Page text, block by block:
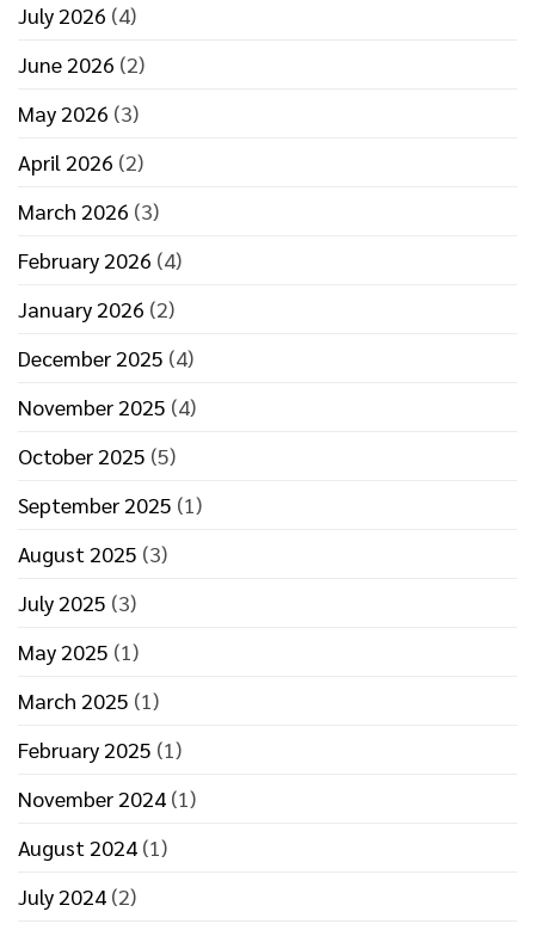
July 2026 (4)
June 2026 (2)
May 2026 (3)
April 2026 (2)
March 2026 (3)
February 2026 (4)
January 2026 (2)
December 2025 (4)
November 2025 (4)
October 2025 (5)
September 2025 (1)
August 2025 (3)
July 2025 (3)
May 2025 (1)
March 2025 (1)
February 2025 (1)
November 2024 (1)
August 2024 (1)
July 2024 (2)